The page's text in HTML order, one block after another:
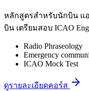
หลักสูตรสำหรับนักบิน แ
บิน เตรียมสอบ ICAO
Radio Phraseology
Emergency
ICAO Mock Test
ดูรายละเอียดคอร์ส